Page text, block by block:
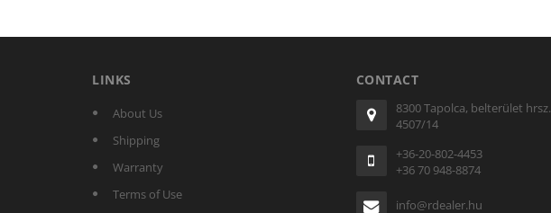
LINKS
About Us
Shipping
Warranty
Terms of Use
CONTACT
8300 Tapolca, belterület hrsz.
4507/14
+36-20-802-4453
+36 70 948-8874
info@rdealer.hu